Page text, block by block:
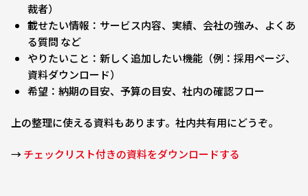
裁者）
載せたい情報：サービス内容、実績、会社の強み、よくあ
る質問 など
やりたいこと：新しく追加したい機能（例：採用ページ、
資料ダウンロード）
希望：納期の目安、予算の目安、社内の確認フロー
上の整理に使える資料もあります。社内共有用にどうぞ。
→チェックリスト付きの資料をダウンロードする